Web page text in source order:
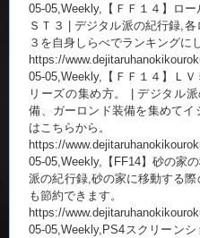
05-05,Weekly,【ＦＦ１４】ロ
ＳＴ３ | デジタル派の紀行録,
３を自身しらべでランキングに
https://
05-05,Weekly,【ＦＦ１４】Ｌ
リーズの集め方。 | デジタル
備、ガーロンド装備を集めて
はこちらから。
https://
05-05,Weekly,【FF14】砂の家
派の紀行録,砂の家に移動する
も節約できます。
https://
05-05,Weekly,PS4スクリーン